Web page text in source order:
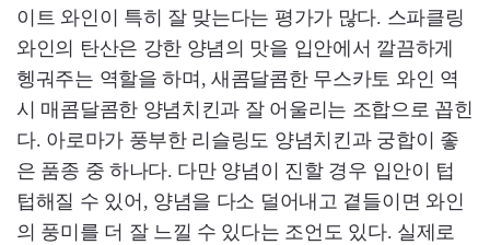
이트 와인이 특히 잘 맞는다는 평가가 많다. 스파클링
와인의 탄산은 강한 양념의 맛을 입안에서 깔끔하게
헹궈주는 역할을 하며, 새콤달콤한 무스카토 와인 역
시 매콤달콤한 양념치킨과 잘 어울리는 조합으로 꼽힌
다. 아로마가 풍부한 리슬링도 양념치킨과 궁합이 좋
은 품종 중 하나다. 다만 양념이 진할 경우 입안이 텁
텁해질 수 있어, 양념을 다소 덜어내고 곁들이면 와인
의 풍미를 더 잘 느낄 수 있다는 조언도 있다. 실제로